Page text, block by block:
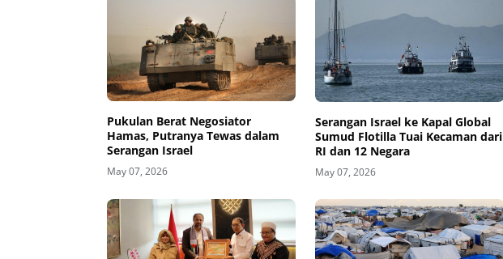
Pukulan Berat Negosiator
Hamas, Putranya Tewas dalam
Serangan Israel
May 07, 2026
Serangan Israel ke Kapal Global
Sumud Flotilla Tuai Kecaman dari
RI dan 12 Negara
May 07, 2026